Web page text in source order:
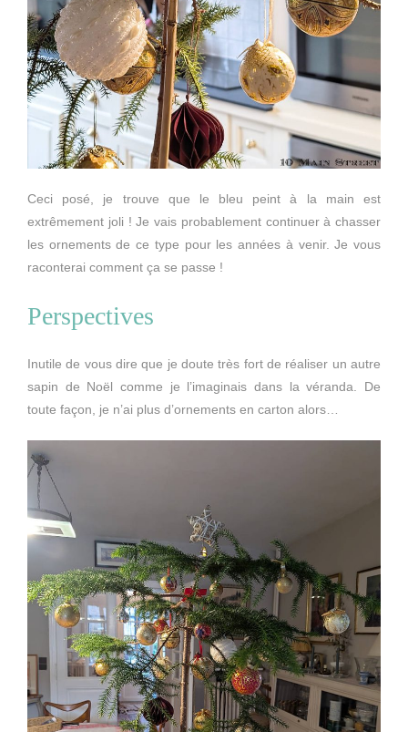
Ceci posé, je trouve que le bleu peint à la main est
extrêmement joli ! Je vais probablement continuer à chasser
les ornements de ce type pour les années à venir. Je vous
raconterai comment ça se passe !
Perspectives
Inutile de vous dire que je doute très fort de réaliser un autre
sapin de Noël comme je l’imaginais dans la véranda. De
toute façon, je n’ai plus d’ornements en carton alors…